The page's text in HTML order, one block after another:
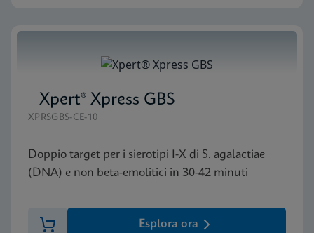
Xpert® Xpress GBS
XPRSGBS-CE-10
Doppio target per i sierotipi I-X di S. agalactiae
(DNA) e non beta-emolitici in 30-42 minuti
Esplora ora